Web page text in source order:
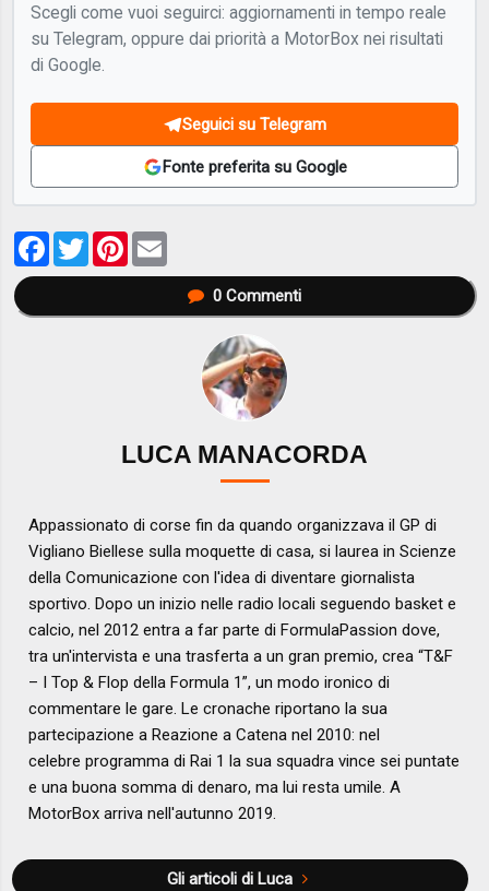
Scegli come vuoi seguirci: aggiornamenti in tempo reale
su Telegram, oppure dai priorità a MotorBox nei risultati
di Google.
Seguici su Telegram
Fonte preferita su Google
Facebook
TwitterPinterest
0Commenti
LUCA MANACORDA
Appassionato di corse fin da quando organizzava il GP di
Vigliano Biellese sulla moquette di casa, si laurea in Scienze
della Comunicazione con l'idea di diventare giornalista
sportivo. Dopo un inizio nelle radio locali seguendo basket e
calcio, nel 2012 entra a far parte di FormulaPassion dove,
tra un'intervista e una trasferta a un gran premio, crea “T&F
– I Top & Flop della Formula 1”, un modo ironico di
commentare le gare. Le cronache riportano la sua
partecipazione a Reazione a Catena nel 2010: nel
celebre programma di Rai 1 la sua squadra vince sei puntate
e una buona somma di denaro, ma lui resta umile. A
MotorBox arriva nell'autunno 2019.
Gli articoli di Luca